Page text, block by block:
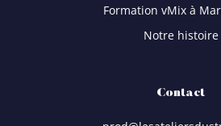
Formation vMix à
Notre histoire
Contact